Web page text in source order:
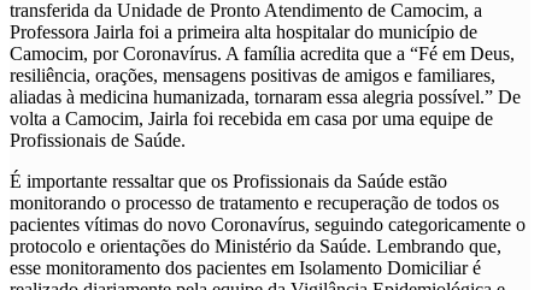
transferida da Unidade de Pronto Atendimento de Camocim, a
Professora Jairla foi a primeira alta hospitalar do município de
Camocim, por Coronavírus. A família acredita que a “Fé em Deus,
resiliência, orações, mensagens positivas de amigos e familiares,
aliadas à medicina humanizada, tornaram essa alegria possível.” De
volta a Camocim, Jairla foi recebida em casa por uma equipe de
Profissionais de Saúde.
É importante ressaltar que os Profissionais da Saúde estão
monitorando o processo de tratamento e recuperação de todos os
pacientes vítimas do novo Coronavírus, seguindo categoricamente o
protocolo e orientações do Ministério da Saúde. Lembrando que,
esse monitoramento dos pacientes em Isolamento Domiciliar é